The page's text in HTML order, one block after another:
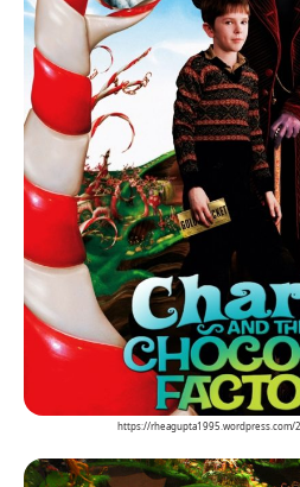
https://